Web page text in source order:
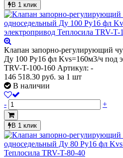
В 1 клик
Клапан запорно-регулирующий
Ду 100 Ру16 фл Kvs=160м3/ч под
TRV-T-100-160 Артикул: -
146 518.30 руб. за 1 шт
В наличии
- +
В 1 клик